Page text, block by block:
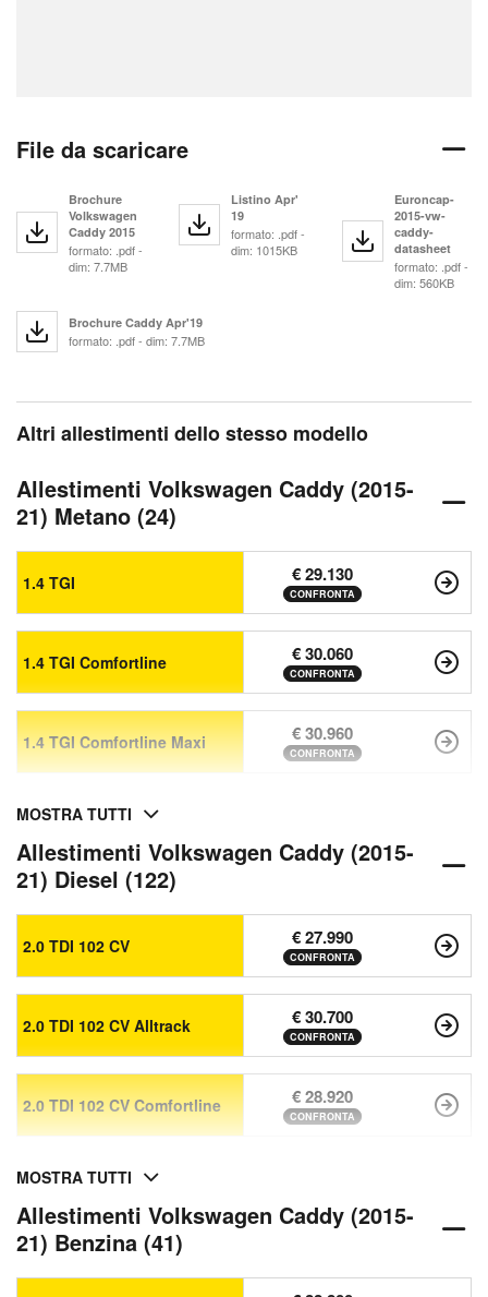
File da scaricare
Brochure
Volkswagen
Caddy 2015
formato: .pdf -
dim: 7.7MB
Listino Apr'
19
formato: .pdf -
dim: 1015KB
Euroncap-
2015-vw-
caddy-
datasheet
formato: .pdf -
dim: 560KB
Brochure Caddy Apr'19
formato: .pdf - dim: 7.7MB
Altri allestimenti dello stesso modello
Allestimenti Volkswagen Caddy (2015-
21) Metano (24)
1.4 TGI € 29.130
CONFRONTA
1.4 TGI Comfortline € 30.060
CONFRONTA
1.4 TGI Comfortline Maxi € 30.960
CONFRONTA
MOSTRA TUTTI
Allestimenti Volkswagen Caddy (2015-
21) Diesel (122)
2.0 TDI 102 CV € 27.990
CONFRONTA
2.0 TDI 102 CV Alltrack € 30.700
CONFRONTA
2.0 TDI 102 CV Comfortline € 28.920
CONFRONTA
MOSTRA TUTTI
Allestimenti Volkswagen Caddy (2015-
21) Benzina (41)